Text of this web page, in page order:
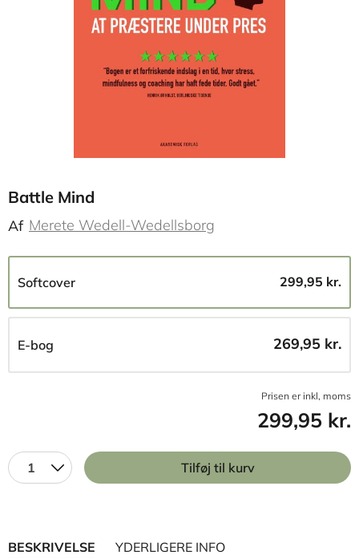
Battle Mind
Af Merete Wedell-Wedellsborg
Softcover 299,95 kr.
E-bog 269,95 kr.
Prisen er inkl, moms
299,95 kr.
1 Tilføj til kurv
BESKRIVELSE YDERLIGERE INFO